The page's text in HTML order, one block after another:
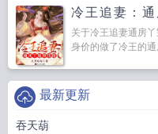
冷王追妻：
关于冷王追妻通房
身价的做了冷王的
最新更新
吞天葫